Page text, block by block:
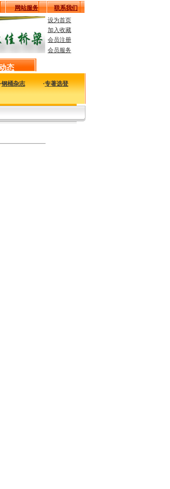
网站服务
联系我们
设为首页
加入收藏
会员注册
会员服务
态
·钢桶杂志 ·专著选登
料大费周折，那么不妨到这里来看看，也许您会有意外的收获